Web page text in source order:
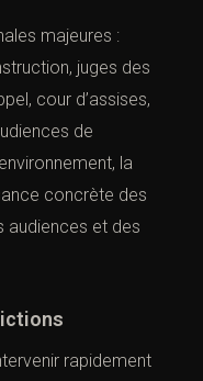
majeures :
juges des
cour d’assises,
de
la
concrète des
audiences et des
rapidement